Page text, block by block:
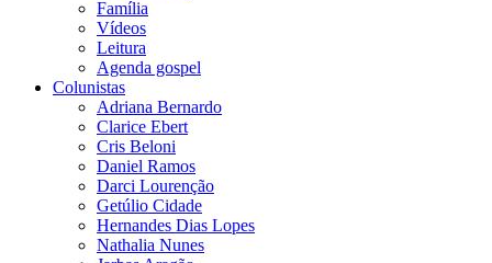
Família
Vídeos
Leitura
Agenda gospel
Colunistas
Adriana Bernardo
Clarice Ebert
Cris Beloni
Daniel Ramos
Darci Lourenção
Getúlio Cidade
Hernandes Dias Lopes
Nathalia Nunes